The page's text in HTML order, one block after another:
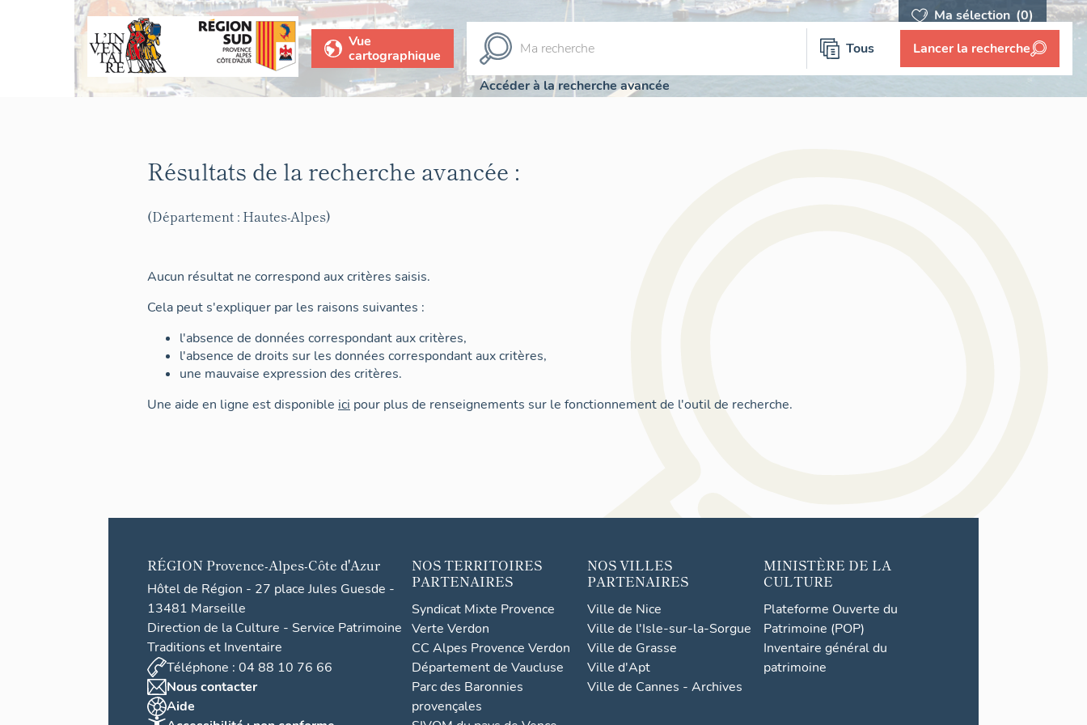
Ma sélection (0)
Vue
cartographique
Tous Lancer la recherche
Accéder à la recherche avancée
Résultats de la recherche avancée :
(Département : Hautes-Alpes)
Aucun résultat ne correspond aux critères saisis.
Cela peut s'expliquer par les raisons suivantes :
l'absence de données correspondant aux critères,
l'absence de droits sur les données correspondant aux critères,
une mauvaise expression des critères.
Une aide en ligne est disponible ici pour plus de renseignements sur le fonctionnement de l'outil de recherche.
RÉGION Provence-Alpes-Côte d'Azur
Hôtel de Région - 27 place Jules Guesde -
13481 Marseille
Direction de la Culture - Service Patrimoine
Traditions et Inventaire
Téléphone : 04 88 10 76 66
Nous contacter
Aide
NOS TERRITOIRES
PARTENAIRES
Syndicat Mixte Provence
Verte Verdon
CC Alpes Provence Verdon
Département de Vaucluse
Parc des Baronnies
provençales
NOS VILLES
PARTENAIRES
Ville de Nice
Ville de l'Isle-sur-la-Sorgue
Ville de Grasse
Ville d'Apt
Ville de Cannes - Archives
MINISTÈRE DE LA
CULTURE
Plateforme Ouverte du
Patrimoine (POP)
Inventaire général du
patrimoine